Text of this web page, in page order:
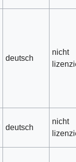
deutsch
nicht
deutsch
nicht